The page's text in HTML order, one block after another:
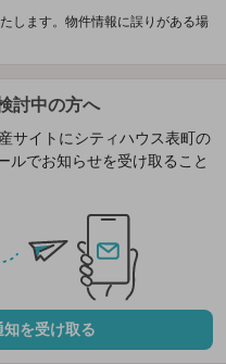
します。物件情報に誤りがある場
討中の方へ
サイトにシティハウス表町の
ルでお知らせを受け取ること
を受け取る